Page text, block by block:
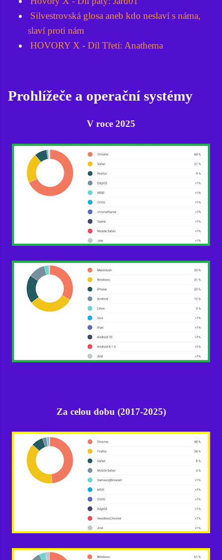
Silvestrovská glosa aneb kdo neslaví s náma,
slaví proti nám
HOVORY X - Díl Třetí: Anathema
Prohlížeče a operační systémy
V roce 2025
Za celou dobu (2017-2025)